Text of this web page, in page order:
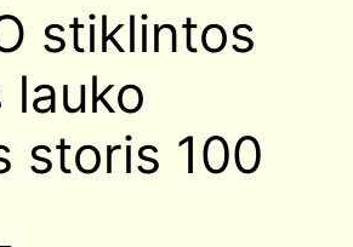
stiklintos
lauko
storis 100